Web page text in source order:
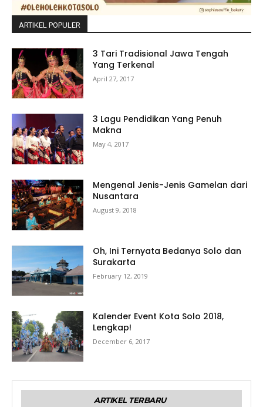
ARTIKEL POPULER
3 Tari Tradisional Jawa Tengah
Yang Terkenal
April 27, 2017
3 Lagu Pendidikan Yang Penuh
Makna
May 4, 2017
Mengenal Jenis-Jenis Gamelan dari
Nusantara
August 9, 2018
Oh, Ini Ternyata Bedanya Solo dan
Surakarta
February 12, 2019
Kalender Event Kota Solo 2018,
Lengkap!
December 6, 2017
ARTIKEL TERBARU